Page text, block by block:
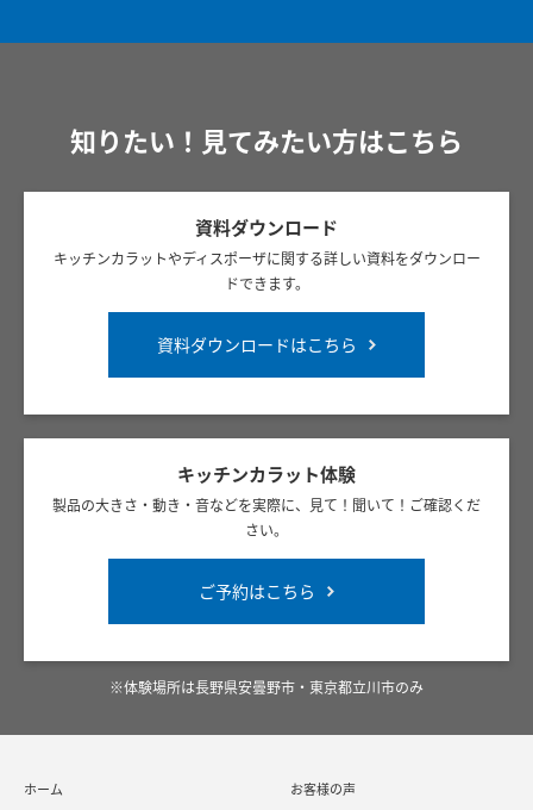
知りたい！見てみたい方はこちら
資料ダウンロード
キッチンカラットやディスポーザに関する詳しい資料をダウンロー
ドできます。
資料ダウンロードはこちら
キッチンカラット体験
製品の大きさ・動き・音などを実際に、見て！聞いて！ご確認くだ
さい。
ご予約はこちら
※体験場所は長野県安曇野市・東京都立川市のみ
ホーム
お客様の声